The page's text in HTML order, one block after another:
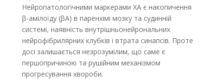
Нейропатологічними маркерами ХА є накопичення
β-амілоїду (βА) в паренхімі мозку та судинній
системі, наявність внутрішньонейрональних
нейрофібрилярних клубків і втрата синапсів. Проте
досі залишається незрозумілим, що саме є
першопричиною та рушійним механізмом
прогресування хвороби.